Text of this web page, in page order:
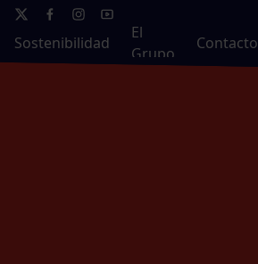
Sostenibilidad
El
Grupo
Contacto